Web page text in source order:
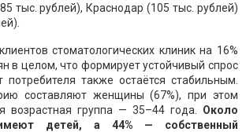
тыс. рублей), Краснодар (105 тыс. рублей)
стоматологических клиник на 16%
в целом, что формирует устойчивый спрос
потребителя также остаётся стабильным.
составляют женщины (67%), при этом
возрастная группа — 35–44 года. Около
детей, а 44% — собственный